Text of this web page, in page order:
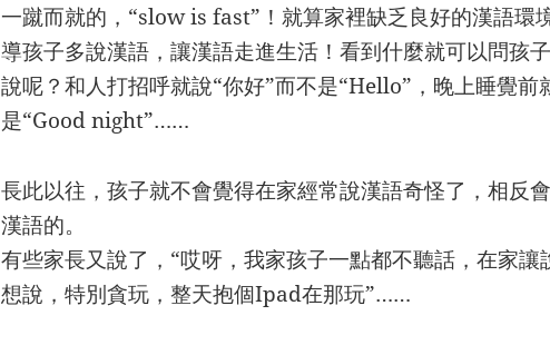
一蹴而就的，“slow is fast”！就算家裡缺乏良好的漢語環
導孩子多說漢語，讓漢語走進生活！看到什麼就可以問孩
說呢？和人打招呼就說“你好”而不是“Hello”，晚上睡覺前
是“Good night”……
長此以往，孩子就不會覺得在家經常說漢語奇怪了，相反
漢語的。
有些家長又說了，“哎呀，我家孩子一點都不聽話，在家讓
想說，特別貪玩，整天抱個Ipad在那玩”……